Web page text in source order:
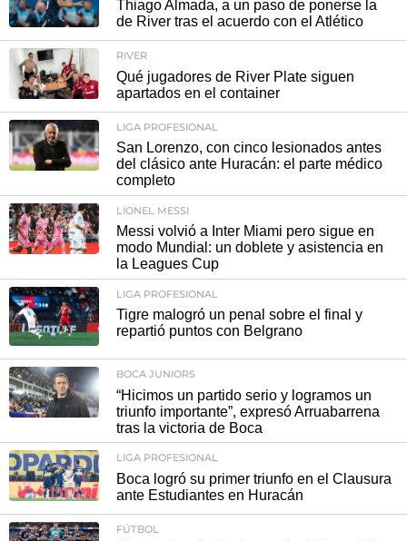
Thiago Almada, a un paso de ponerse la
de River tras el acuerdo con el Atlético
RIVER
Qué jugadores de River Plate siguen
apartados en el container
LIGA PROFESIONAL
San Lorenzo, con cinco lesionados antes
del clásico ante Huracán: el parte médico
completo
LIONEL MESSI
Messi volvió a Inter Miami pero sigue en
modo Mundial: un doblete y asistencia en
la Leagues Cup
LIGA PROFESIONAL
Tigre malogró un penal sobre el final y
repartió puntos con Belgrano
BOCA JUNIORS
“Hicimos un partido serio y logramos un
triunfo importante”, expresó Arruabarrena
tras la victoria de Boca
LIGA PROFESIONAL
Boca logró su primer triunfo en el Clausura
ante Estudiantes en Huracán
FÚTBOL